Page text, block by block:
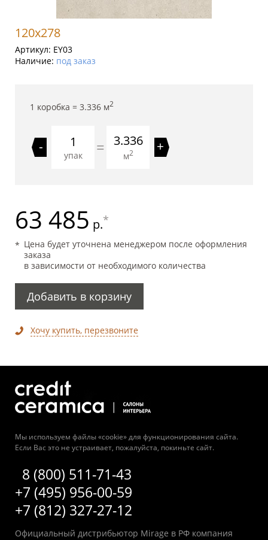
120x278
Артикул: EY03
Наличие: под заказ
1 коробка = 3.336 м2
-
упак = 3.336
м2 +
63 485 р.*
Цена будет уточнена менеджером после оформления
заказа
в зависимости от необходимого количества
Добавить в корзину
Хочу купить, перезвоните
Мы используем файлы «cookie» для функционирования сайта.
Если Вас это не устраивает, пожалуйста, покиньте сайт.
8 (800) 511-71-43
+7 (495) 956-00-59
+7 (812) 327-27-12
Официальный дистрибьютор Mirage в РФ компания